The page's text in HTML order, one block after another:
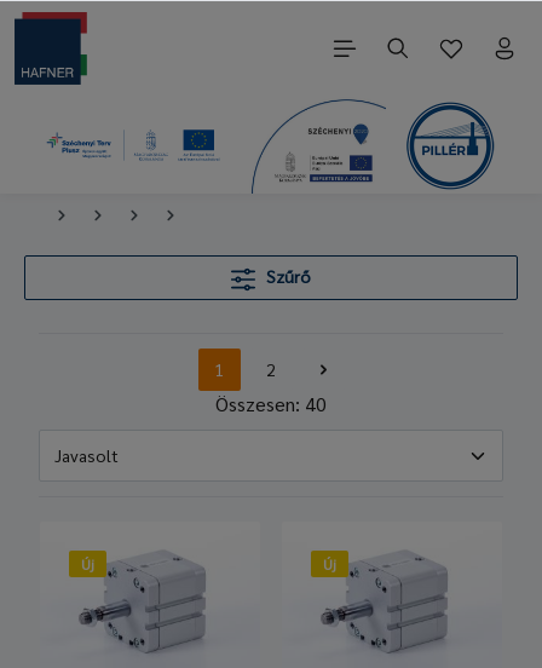
Szűrő
1 2
Összesen: 40
Új Új